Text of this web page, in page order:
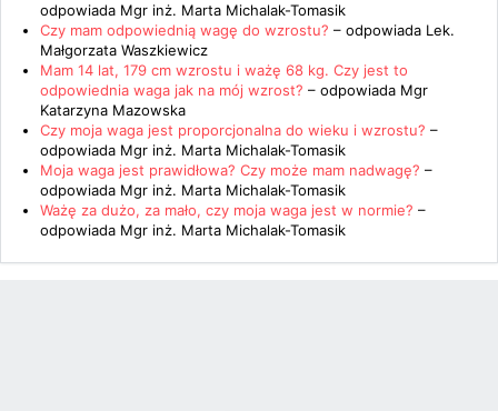
odpowiada Mgr inż. Marta Michalak-Tomasik
Czy mam odpowiednią wagę do wzrostu? – odpowiada Lek.
Małgorzata Waszkiewicz
Mam 14 lat, 179 cm wzrostu i ważę 68 kg. Czy jest to
odpowiednia waga jak na mój wzrost? – odpowiada Mgr
Katarzyna Mazowska
Czy moja waga jest proporcjonalna do wieku i wzrostu? –
odpowiada Mgr inż. Marta Michalak-Tomasik
Moja waga jest prawidłowa? Czy może mam nadwagę? –
odpowiada Mgr inż. Marta Michalak-Tomasik
Ważę za dużo, za mało, czy moja waga jest w normie? –
odpowiada Mgr inż. Marta Michalak-Tomasik